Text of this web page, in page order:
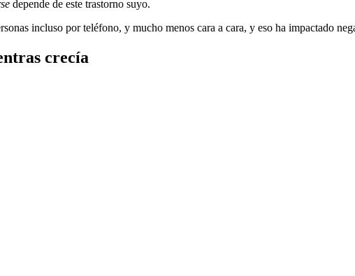
depende de este trastorno suyo.
incluso por teléfono, y mucho menos cara a cara, y eso ha impactado
crecía